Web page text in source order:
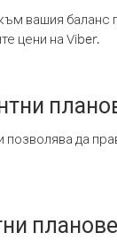
вашия
цени на Viber.
позволява да
планове